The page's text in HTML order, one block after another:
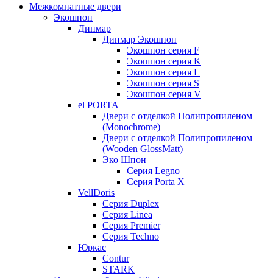
Межкомнатные двери
Экошпон
Динмар
Динмар Экошпон
Экошпон серия F
Экошпон серия K
Экошпон серия L
Экошпон серия S
Экошпон серия V
el PORTA
Двери с отделкой Полипропиленом
(Monochrome)
Двери с отделкой Полипропиленом
(Wooden GlossMatt)
Эко Шпон
Серия Legno
Серия Porta X
VellDoris
Серия Duplex
Серия Linea
Серия Premier
Серия Techno
Юркас
Contur
STARK